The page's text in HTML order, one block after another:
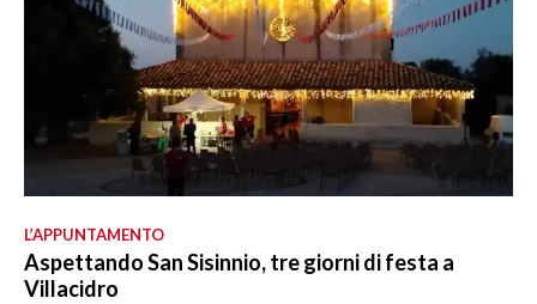
L’APPUNTAMENTO
Aspettando San Sisinnio, tre giorni di festa a
Villacidro